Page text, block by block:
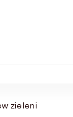
zieleni